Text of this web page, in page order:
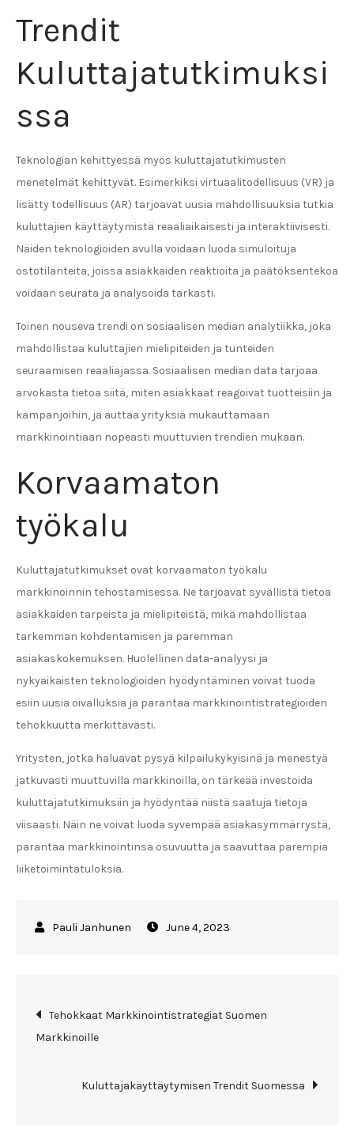
Trendit
Kuluttajatutkimuksi
ssa
Teknologian kehittyessä myös kuluttajatutkimusten
menetelmät kehittyvät. Esimerkiksi virtuaalitodellisuus (VR) ja
lisätty todellisuus (AR) tarjoavat uusia mahdollisuuksia tutkia
kuluttajien käyttäytymistä reaaliaikaisesti ja interaktiivisesti.
Näiden teknologioiden avulla voidaan luoda simuloituja
ostotilanteita, joissa asiakkaiden reaktioita ja päätöksentekoa
voidaan seurata ja analysoida tarkasti.
Toinen nouseva trendi on sosiaalisen median analytiikka, joka
mahdollistaa kuluttajien mielipiteiden ja tunteiden
seuraamisen reaaliajassa. Sosiaalisen median data tarjoaa
arvokasta tietoa siitä, miten asiakkaat reagoivat tuotteisiin ja
kampanjoihin, ja auttaa yrityksiä mukauttamaan
markkinointiaan nopeasti muuttuvien trendien mukaan.
Korvaamaton
työkalu
Kuluttajatutkimukset ovat korvaamaton työkalu
markkinoinnin tehostamisessa. Ne tarjoavat syvällistä tietoa
asiakkaiden tarpeista ja mielipiteistä, mikä mahdollistaa
tarkemman kohdentamisen ja paremman
asiakaskokemuksen. Huolellinen data-analyysi ja
nykyaikaisten teknologioiden hyödyntäminen voivat tuoda
esiin uusia oivalluksia ja parantaa markkinointistrategioiden
tehokkuutta merkittävästi.
Yritysten, jotka haluavat pysyä kilpailukykyisinä ja menestyä
jatkuvasti muuttuvilla markkinoilla, on tärkeää investoida
kuluttajatutkimuksiin ja hyödyntää niistä saatuja tietoja
viisaasti. Näin ne voivat luoda syvempää asiakasymmärrystä,
parantaa markkinointinsa osuvuutta ja saavuttaa parempia
liiketoimintatuloksia.
June 4, 2023
Post
navigation
Tehokkaat Markkinointistrategiat Suomen
Markkinoille
Kuluttajakäyttäytymisen Trendit Suomessa